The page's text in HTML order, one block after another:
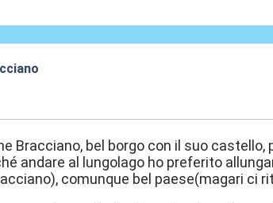
Bracciano, bel borgo con il suo
andare al lungolago ho preferito
comunque bel paese(magari ci